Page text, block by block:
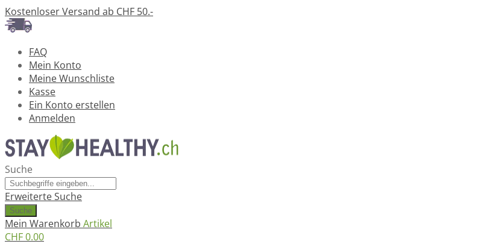
Kostenloser Versand ab CHF 50.-
FAQ
Mein Konto
Meine Wunschliste
Kasse
Ein Konto erstellen
Anmelden
Suche
Erweiterte Suche
Suche
Mein Warenkorb Artikel
CHF 0.00